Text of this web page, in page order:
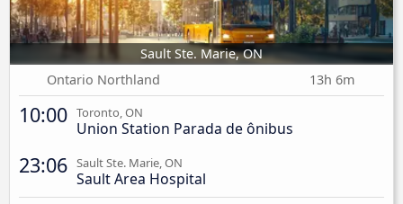
Sault Ste. Marie, ON
Ontario Northland
13h 6m
10:00 Toronto, ON
Union Station Parada de ônibus
23:06 Sault Ste. Marie, ON
Sault Area Hospital